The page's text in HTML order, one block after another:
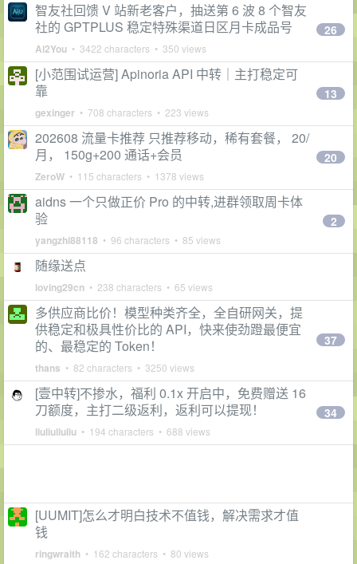
智友社回馈 V 站新老客户，抽送第 6 波 8 个智友
社的 GPTPLUS 稳定特殊渠道日区月卡成品号
Ai2You • 3422 characters • 350 views
26
[小范围试运营] Apinoria API 中转｜主打稳定可
靠
gexinger • 708 characters • 223 views
13
202608 流量卡推荐 只推荐移动，稀有套餐， 20/
月， 150g+200 通话+会员
ZeroW • 115 characters • 1378 views
20
aidns 一个只做正价 Pro 的中转,进群领取周卡体
验
yangzhi88118 • 96 characters • 85 views
2
随缘送点
loving29cn • 238 characters • 65 views
多供应商比价！模型种类齐全，全自研网关，提
供稳定和极具性价比的 API，快来使劲蹬最便宜
的、最稳定的 Token！
thans • 82 characters • 3250 views
37
[壹中转]不掺水，福利 0.1x 开启中，免费赠送 16
刀额度，主打二级返利，返利可以提现！
liuliuliuliu • 194 characters • 688 views
34
[UUMIT]怎么才明白技术不值钱，解决需求才值
钱
ringwraith • 162 characters • 80 views